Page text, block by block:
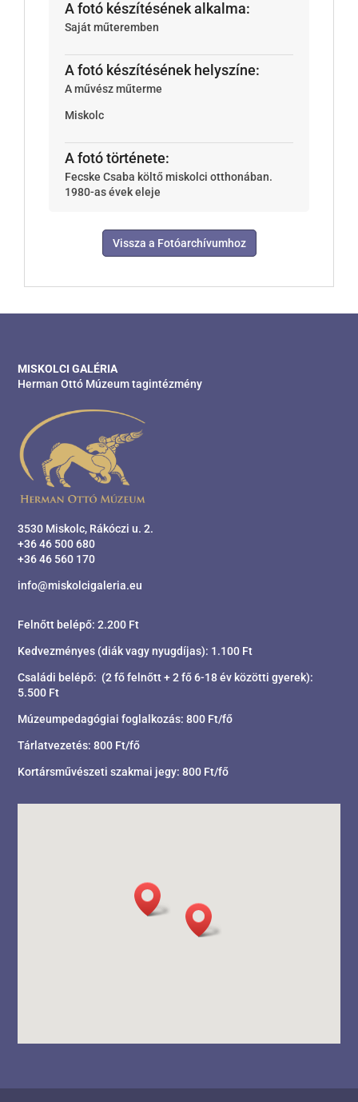
A fotó készítésének alkalma:
Saját műteremben
A fotó készítésének helyszíne:
A művész műterme
Miskolc
A fotó története:
Fecske Csaba költő miskolci otthonában.
1980-as évek eleje
Vissza a Fotóarchívumhoz
MISKOLCI GALÉRIA
Herman Ottó Múzeum tagintézmény
3530 Miskolc, Rákóczi u. 2.
+36 46 500 680
+36 46 560 170
info@miskolcigaleria.eu
Felnőtt belépő: 2.200 Ft
Kedvezményes (diák vagy nyugdíjas): 1.100 Ft
Családi belépő: (2 fő felnőtt + 2 fő 6-18 év közötti gyerek):
5.500 Ft
Múzeumpedagógiai foglalkozás: 800 Ft/fő
Tárlatvezetés: 800 Ft/fő
Kortársművészeti szakmai jegy: 800 Ft/fő